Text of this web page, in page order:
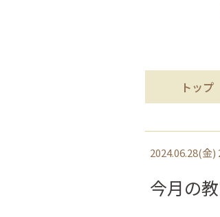
トップ
2024.06.28(金)
今月の